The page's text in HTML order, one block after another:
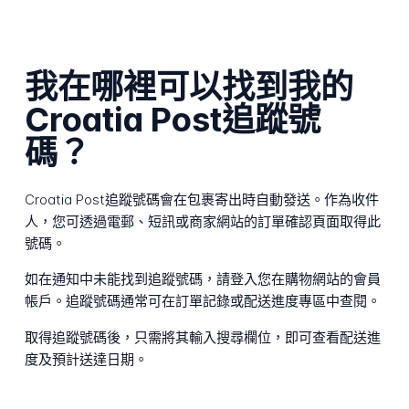
我在哪裡可以找到我的
Croatia Post追蹤號
碼？
Croatia Post追蹤號碼會在包裹寄出時自動發送。作為收件
人，您可透過電郵、短訊或商家網站的訂單確認頁面取得此
號碼。
如在通知中未能找到追蹤號碼，請登入您在購物網站的會員
帳戶。追蹤號碼通常可在訂單記錄或配送進度專區中查閱。
取得追蹤號碼後，只需將其輸入搜尋欄位，即可查看配送進
度及預計送達日期。